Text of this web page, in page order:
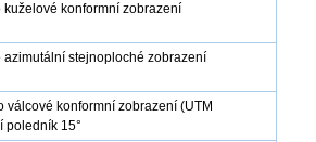
konformní zobrazení
azimutální stejnoploché zobrazení
válcové konformní zobrazení (UTM
poledník 15°